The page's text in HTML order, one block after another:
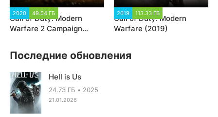
2020 49.54 ГБ
Call of Duty: Modern
Warfare 2 Campaign
2019 113.33 ГБ
Call of Duty: Modern
Warfare (2019)
Последние обновления
Hell is Us
24.73 ГБ 2025
21.01.2026